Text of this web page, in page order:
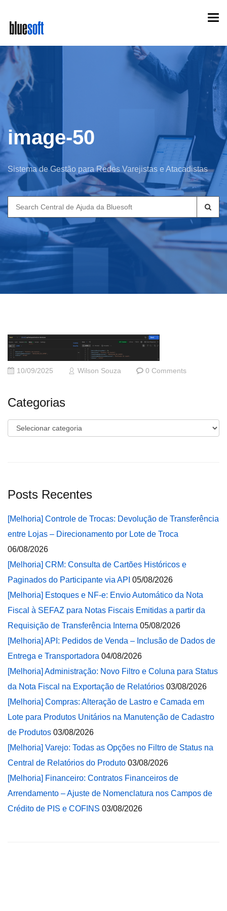
main
content
image-50
Sistema de Gestão para Redes Varejistas e Atacadistas
Search
for:
10/09/2025 Wilson Souza 0 Comments
Categorias
Categorias
Posts Recentes
[Melhoria] Controle de Trocas: Devolução de Transferência
entre Lojas – Direcionamento por Lote de Troca
06/08/2026
[Melhoria] CRM: Consulta de Cartões Históricos e
Paginados do Participante via API 05/08/2026
[Melhoria] Estoques e NF-e: Envio Automático da Nota
Fiscal à SEFAZ para Notas Fiscais Emitidas a partir da
Requisição de Transferência Interna 05/08/2026
[Melhoria] API: Pedidos de Venda – Inclusão de Dados de
Entrega e Transportadora 04/08/2026
[Melhoria] Administração: Novo Filtro e Coluna para Status
da Nota Fiscal na Exportação de Relatórios 03/08/2026
[Melhoria] Compras: Alteração de Lastro e Camada em
Lote para Produtos Unitários na Manutenção de Cadastro
de Produtos 03/08/2026
[Melhoria] Varejo: Todas as Opções no Filtro de Status na
Central de Relatórios do Produto 03/08/2026
[Melhoria] Financeiro: Contratos Financeiros de
Arrendamento – Ajuste de Nomenclatura nos Campos de
Crédito de PIS e COFINS 03/08/2026